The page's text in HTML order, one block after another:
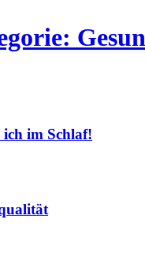
ich im Schlaf!